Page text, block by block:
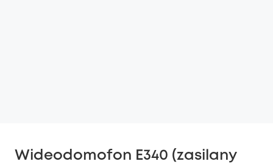
Wideodomofon E340 (zasilany